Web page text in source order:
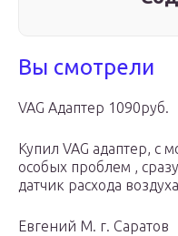
Вы смотрели
VAG Адаптер 1090руб.
Купил VAG адаптер, с
особых проблем ,
датчик расхода
Евгений М. г. Саратов